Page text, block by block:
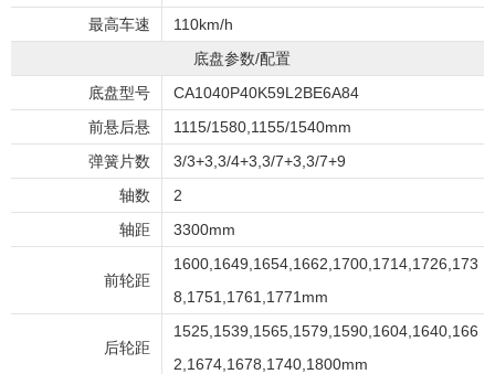
最高车速
110km/h
底盘参数/配置
底盘型号
CA1040P40K59L2BE6A84
前悬后悬
1115/1580,1155/1540mm
弹簧片数
3/3+3,3/4+3,3/7+3,3/7+9
轴数
2
轴距
3300mm
前轮距
1600,1649,1654,1662,1700,1714,1726,173
8,1751,1761,1771mm
后轮距
1525,1539,1565,1579,1590,1604,1640,166
2,1674,1678,1740,1800mm